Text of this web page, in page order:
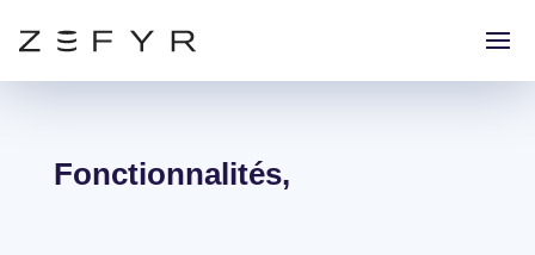
Fonctionnalités,